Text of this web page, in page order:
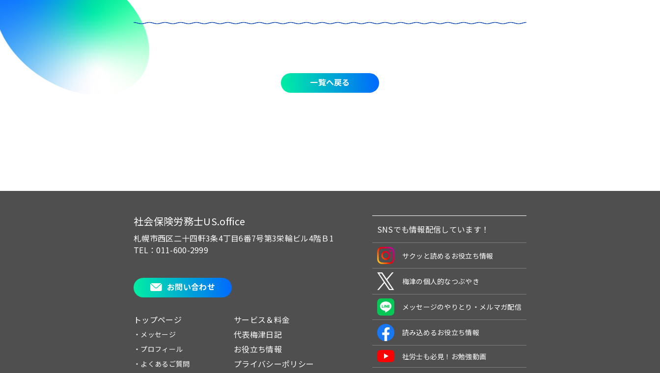
一覧へ戻る
社会保険労務士US.office
札幌市西区二十四軒3条4丁目6番7号第3栄輪ビル4階Ｂ1
TEL：011-600-2999
お問い合わせ
トップページ
・メッセージ
・プロフィール
・よくあるご質問
サービス＆料金
代表梅津日記
お役立ち情報
プライバシーポリシー
SNSでも情報配信しています！
サクッと読めるお役立ち情報
梅津の個人的なつぶやき
メッセージのやりとり・メルマガ配信
読み込めるお役立ち情報
社労士も必見！お勉強動画